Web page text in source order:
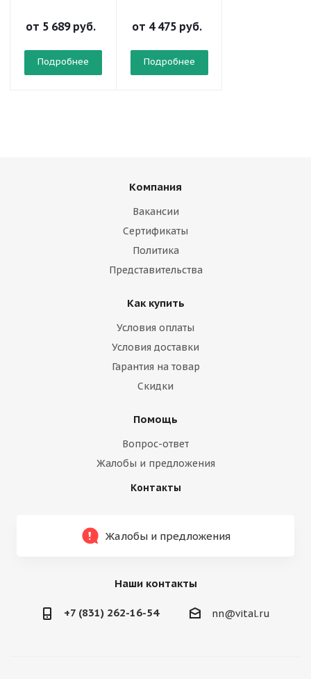
от 5 689 руб.
Подробнее
от 4 475 руб.
Подробнее
Компания
Вакансии
Сертификаты
Политика
Представительства
Как купить
Условия оплаты
Условия доставки
Гарантия на товар
Скидки
Помощь
Вопрос-ответ
Жалобы и предложения
Контакты
Жалобы и предложения
Наши контакты
+7 (831) 262-16-54 nn@vital.ru